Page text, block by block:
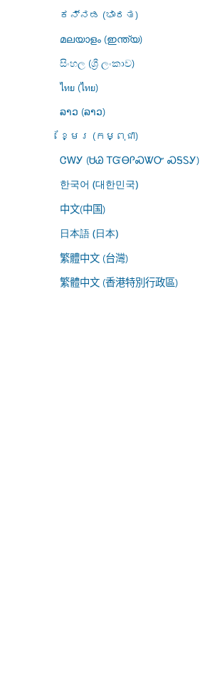
ಕನ್ನಡ (ಭಾರತ)
മലയാളം (ഇന്ത്യ)
සිංහල (ශ්‍රී ලංකාව)
ไทย (ไทย)
ລາວ (ລາວ)
ខ្មែរ (កម្ពុជា)
ᏣᎳᎩ (ᏌᏊ ᎢᏳᎾᎵᏍᏔᏅ ᏍᎦᏚᎩ)
한국어 (대한민국)
中文(中国)
日本語 (日本)
繁體中文 (台灣)
繁體中文 (香港特別行政區)